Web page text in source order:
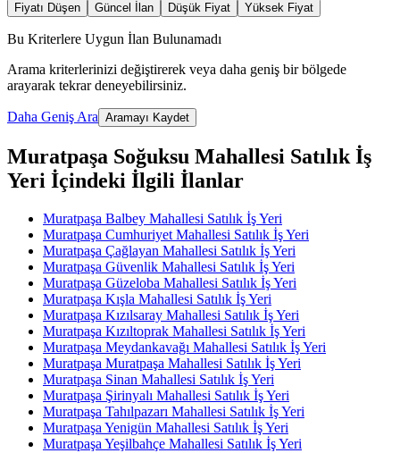
Fiyatı Düşen Güncel İlan Düşük Fiyat Yüksek Fiyat
Bu Kriterlere Uygun İlan Bulunamadı
Arama kriterlerinizi değiştirerek veya daha geniş bir bölgede
arayarak tekrar deneyebilirsiniz.
Daha Geniş Ara Aramayı Kaydet
Muratpaşa Soğuksu Mahallesi Satılık İş
Yeri İçindeki İlgili İlanlar
Muratpaşa Balbey Mahallesi Satılık İş Yeri
Muratpaşa Cumhuriyet Mahallesi Satılık İş Yeri
Muratpaşa Çağlayan Mahallesi Satılık İş Yeri
Muratpaşa Güvenlik Mahallesi Satılık İş Yeri
Muratpaşa Güzeloba Mahallesi Satılık İş Yeri
Muratpaşa Kışla Mahallesi Satılık İş Yeri
Muratpaşa Kızılsaray Mahallesi Satılık İş Yeri
Muratpaşa Kızıltoprak Mahallesi Satılık İş Yeri
Muratpaşa Meydankavağı Mahallesi Satılık İş Yeri
Muratpaşa Muratpaşa Mahallesi Satılık İş Yeri
Muratpaşa Sinan Mahallesi Satılık İş Yeri
Muratpaşa Şirinyalı Mahallesi Satılık İş Yeri
Muratpaşa Tahılpazarı Mahallesi Satılık İş Yeri
Muratpaşa Yenigün Mahallesi Satılık İş Yeri
Muratpaşa Yeşilbahçe Mahallesi Satılık İş Yeri